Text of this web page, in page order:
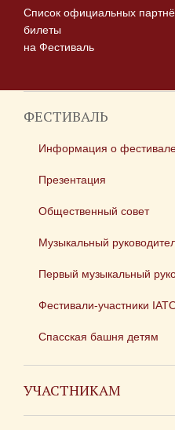
Список официальных
билеты
на Фестиваль
ФЕСТИВАЛЬ
Информация о
Презентация
Общественный совет
Музыкальный
Первый музыкальный
Фестивали-участники
Спасская башня детям
УЧАСТНИКАМ